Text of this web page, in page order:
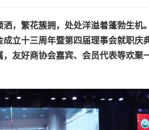
，繁花簇拥，处处洋溢着蓬勃生机。
立十三周年暨第四届理事会就职庆
友好商协会嘉宾、会员代表等欢聚